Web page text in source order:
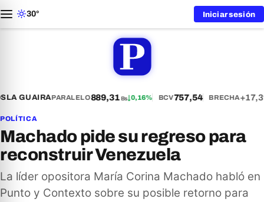
30° Iniciar sesión
LA GUAIRAPARALELO889,31Bs↓0,16% BCV757,54 BRECHA
POLÍTICA
Machado pide su regreso para
reconstruir Venezuela
La líder opositora María Corina Machado habló en
Punto y Contexto sobre su posible retorno para